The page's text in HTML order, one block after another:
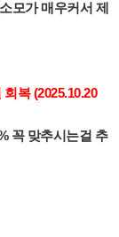
모가 매우커서 제
복 (2025.10.20
꼭 맞추시는걸 추